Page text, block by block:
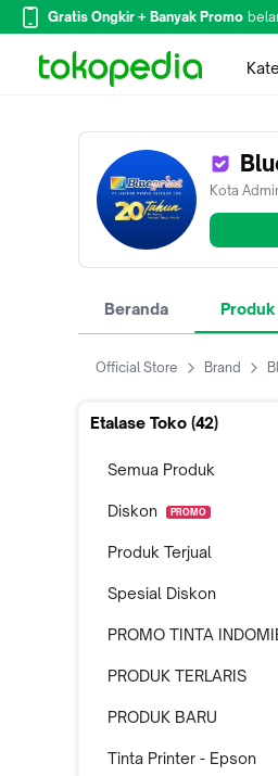
Gratis Ongkir + Banyak Promo
Kota
Beranda Produk
Official Store Brand
Etalase Toko (42)
Semua Produk
Diskon PROMO
Produk Terjual
Spesial Diskon
PROMO TINTA
PRODUK TERLARIS
PRODUK BARU
Tinta Printer - Epson